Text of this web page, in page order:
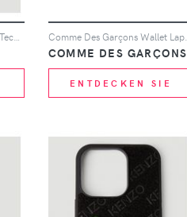
Anti B Gel Holder Bag - Frau Tech One Size Comme Des Garçons Wallet Laptophülle mit Reißverschluss - Rot
COMME DES GARÇONS
ENTDECKEN SIE